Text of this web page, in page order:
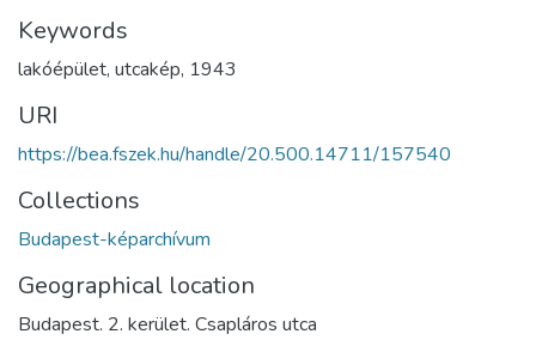
Keywords
lakóépület, utcakép, 1943
URI
https://bea.fszek.hu/handle/20.500.14711/157540
Collections
Budapest-képarchívum
Geographical location
Budapest. 2. kerület. Csapláros utca